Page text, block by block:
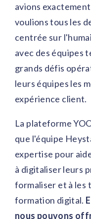
avions
voulions tous les
centrée sur
avec des équipes
grands défis
leurs équipes les
expérience client.
La plateforme
que l'équipe
expertise pour
à digitaliser leurs
formaliser et à les
formation digital.
nous pouvons